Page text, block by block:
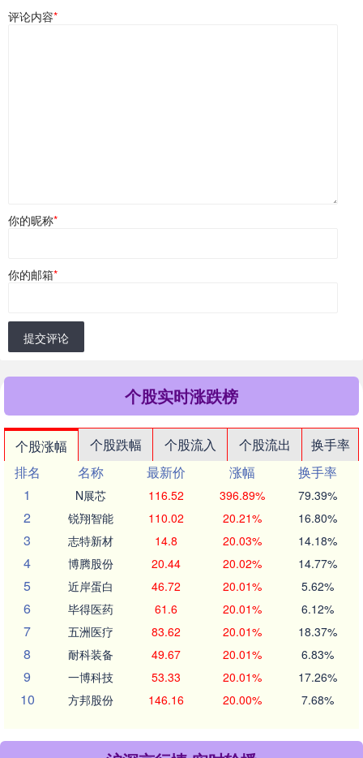
评论内容*
你的昵称*
你的邮箱*
提交评论
个股实时涨跌榜
个股涨幅 个股跌幅 个股流入 个股流出
换手率
排名
名称 最新价 涨幅
换手率
1
N展芯 116.52 396.89% 79.39%
2 锐翔智能 110.02 20.21% 16.80%
3 志特新材 14.8 20.03% 14.18%
4 博腾股份 20.44 20.02% 14.77%
5 近岸蛋白 46.72 20.01% 5.62%
6 毕得医药 61.6 20.01% 6.12%
7 五洲医疗 83.62 20.01% 18.37%
8 耐科装备 49.67 20.01% 6.83%
9 一博科技 53.33 20.01% 17.26%
10 方邦股份 146.16 20.00% 7.68%